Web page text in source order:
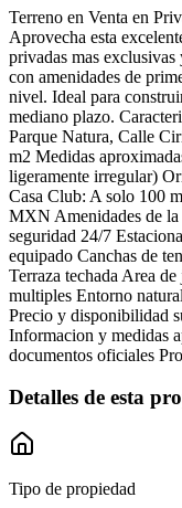
Terreno en Venta en
Aprovecha esta
privadas mas
con amenidades de
nivel. Ideal para
mediano plazo.
Parque Natura, Calle
m2 Medidas
ligeramente irregular)
Casa Club: A solo 100
MXN Amenidades de
seguridad 24/7
equipado Canchas de
Terraza techada Area
multiples Entorno
Precio y disponibilidad
Informacion y medidas
documentos oficiales
Detalles de esta
Tipo de propiedad